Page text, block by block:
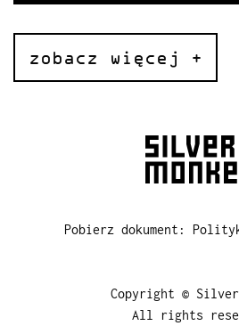
zobacz więcej +
Pobierz dokument:
Copyright © Silver
All rights